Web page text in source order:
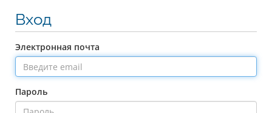
Вход
Электронная почта
Пароль